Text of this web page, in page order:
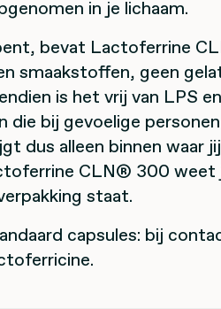
in je lichaam.
bevat Lactoferrine
smaakstoffen, geen
is het vrij van LPS
die bij gevoelige
dus alleen binnen waar
CLN® 300 weet
staat.
capsules: bij